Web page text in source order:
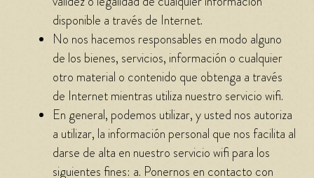
disponible a través de Internet.
No nos hacemos responsables en modo alguno
de los bienes, servicios, información o cualquier
otro material o contenido que obtenga a través
de Internet mientras utiliza nuestro servicio wifi.
En general, podemos utilizar, y usted nos autoriza
a utilizar, la información personal que nos facilita al
darse de alta en nuestro servicio wifi para los
siguientes fines: a. Ponernos en contacto con